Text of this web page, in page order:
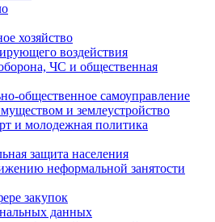
хозяйство
воздействия
ЧС и общественная
общественное самоуправление
и землеустройство
и молодежная политика
защита населения
неформальной занятости
закупок
данных